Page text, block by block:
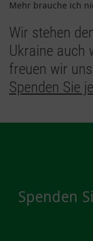
Mehr brauche ich
Wir stehen
Ukraine auch
freuen wir
Spenden Sie
Spenden